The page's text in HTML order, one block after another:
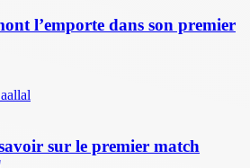
l’emporte dans son premier
sur le premier match